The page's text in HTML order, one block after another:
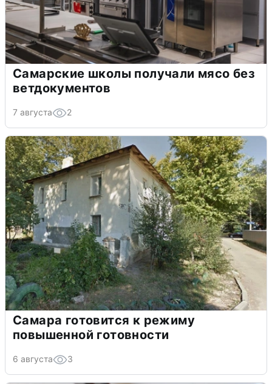
Самарские школы получали мясо без
ветдокументов
7 августа 2
Самара готовится к режиму
повышенной готовности
6 августа 3